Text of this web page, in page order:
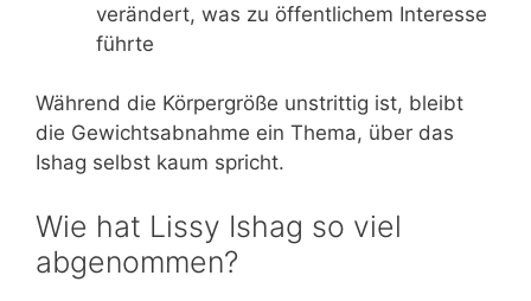
verändert, was zu öffentlichem Interesse
führte
Während die Körpergröße unstrittig ist, bleibt
die Gewichtsabnahme ein Thema, über das
Ishag selbst kaum spricht.
Wie hat Lissy Ishag so viel
abgenommen?